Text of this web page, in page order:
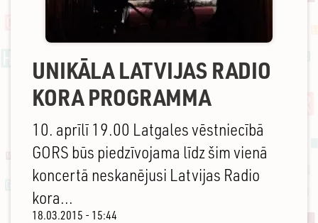
UNIKĀLA LATVIJAS RADIO
KORA PROGRAMMA
10. aprīlī 19.00 Latgales vēstniecībā
GORS būs piedzīvojama līdz šim vienā
koncertā neskanējusi Latvijas Radio
kora...
18.03.2015 - 15:44